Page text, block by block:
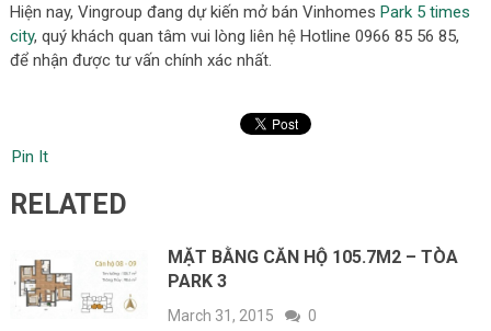
Hiện nay, Vingroup đang dự kiến mở bán Vinhomes Park 5 times
city, quý khách quan tâm vui lòng liên hệ Hotline 0966 85 56 85,
để nhận được tư vấn chính xác nhất.
Pin It
RELATED
MẶT BẰNG CĂN HỘ 105.7M2 – TÒA
PARK 3
March 31, 2015 0